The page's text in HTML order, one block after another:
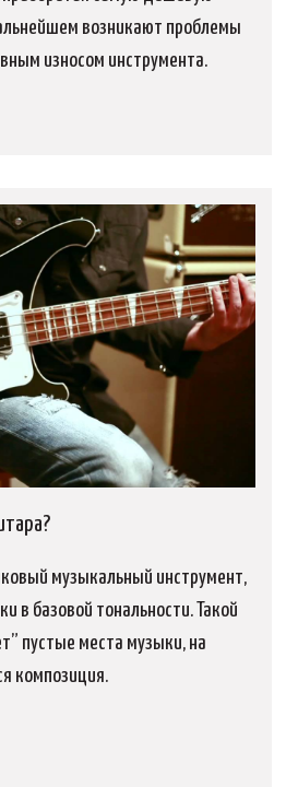
возникают проблемы
износом инструмента.
музыкальный инструмент,
в базовой тональности. Такой
пустые места музыки, на
композиция.